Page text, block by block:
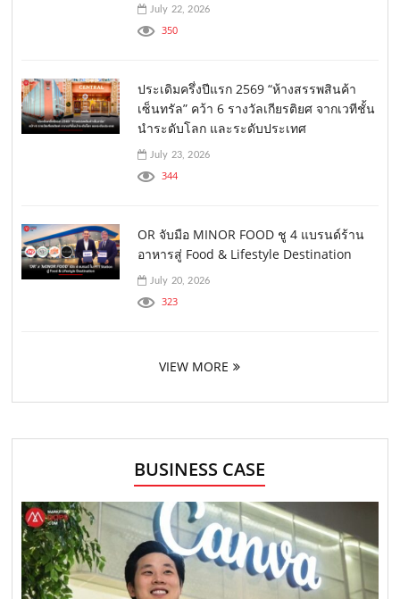
July 22, 2026
350
ประเดิมครึ่งปีแรก 2569 “ห้างสรรพสินค้า
เซ็นทรัล” คว้า 6 รางวัลเกียรติยศ จากเวทีชั้น
นำระดับโลก และระดับประเทศ
July 23, 2026
344
OR จับมือ MINOR FOOD ชู 4 แบรนด์ร้าน
อาหารสู่ Food & Lifestyle Destination
July 20, 2026
323
VIEW MORE
BUSINESS CASE